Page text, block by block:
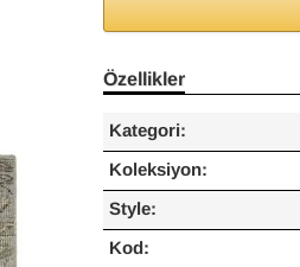
Özellikler
Kategori:
Koleksiyon:
Style:
Kod: